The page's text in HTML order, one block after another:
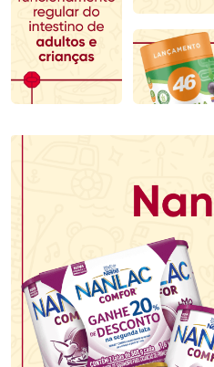
Comprar sem Desconto
Por R$ 70,79/cada
Comprar sem Desconto
Por R$ 70,79/cada